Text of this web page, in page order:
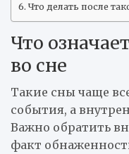
Что делать после
Что
во сне
Такие сны чаще
события, а
Важно обратить
факт